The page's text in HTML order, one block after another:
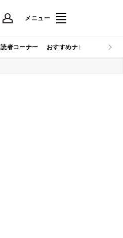
メニュー
読者コーナー おすすめナビ マイナビ